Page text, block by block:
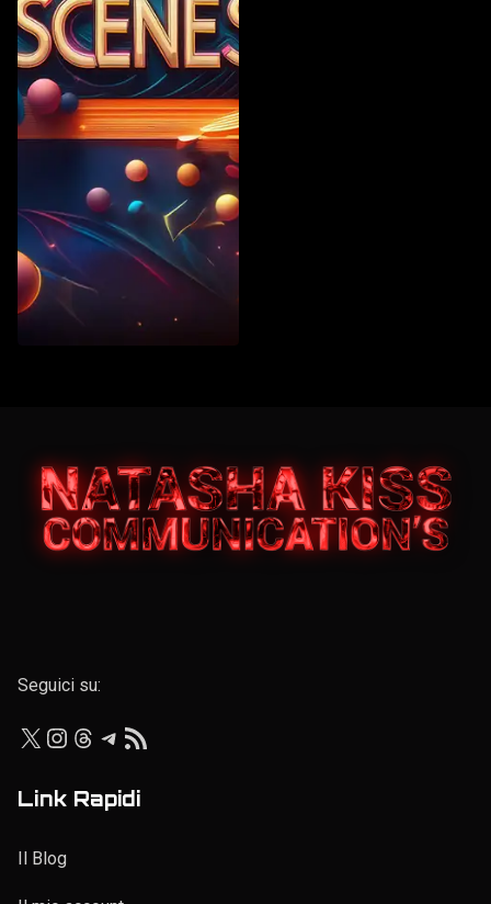
Elenco personale
Seguici su:
X Instagram
Threads
Telegram
Link Rapidi
Il Blog